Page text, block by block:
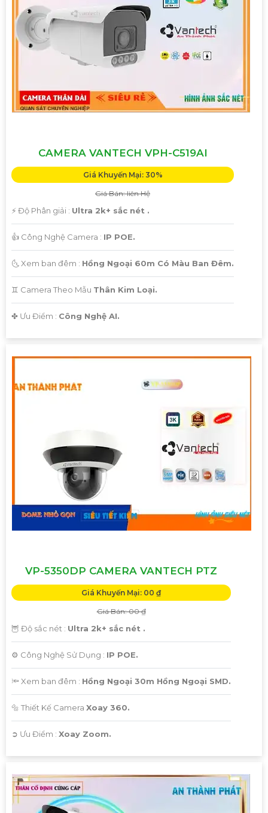
CAMERA VANTECH VPH-C519AI
Giá Khuyến Mại: 30%
Giá Bán: liên Hệ
️⚡ Độ Phân giải : Ultra 2k+ sắc nét .
👍 Công Nghệ Camera : IP POE.
🌜 Xem ban đêm : Hồng Ngoại 60m Có Màu Ban Đêm.
♊ Camera Theo Mẫu Thân Kim Loại.
️✤ Ưu Điểm : Công Nghệ AI.
VP-5350DP CAMERA VANTECH PTZ
Giá Khuyến Mại: 00 ₫
Giá Bán: 00 ₫
🦉 Độ sắc nét : Ultra 2k+ sắc nét .
⚙ Công Nghệ Sử Dụng : IP POE.
🔦 Xem ban đêm : Hồng Ngoại 30m Hồng Ngoại SMD.
🔩 Thiết Kế Camera Xoay 360.
️➲ Ưu Điểm : Xoay Zoom.